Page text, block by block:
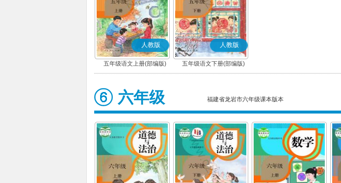
人教版
五年级语文上册(部编版)
人教版
五年级语文下册(部编版)
六年级 福建省龙岩市六年级课本版本